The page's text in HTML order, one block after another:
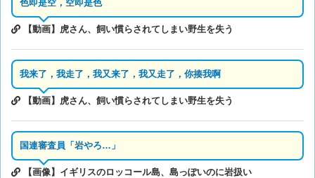
色即是空，空即是色
【動画】虎さん、飼い慣らされてしまい野生を失う
我来了，我走了，我又来了，我又走了，你揍我啊
【動画】虎さん、飼い慣らされてしまい野生を失う
国連審査員「岩やろ…」
【画像】イギリスのロッコール島、島っぽいのに岩扱い